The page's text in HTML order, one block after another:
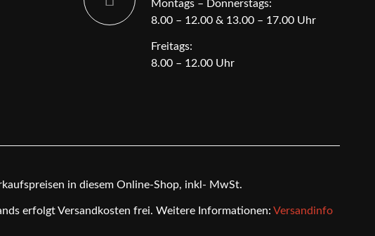
Montags – Donnerstags:
8.00 – 12.00 & 13.00 – 17.00 Uhr
Freitags:
8.00 – 12.00 Uhr
in diesem Online-Shop, inkl- MwSt.
erfolgt Versandkosten frei. Weitere Informationen: Versandinfo